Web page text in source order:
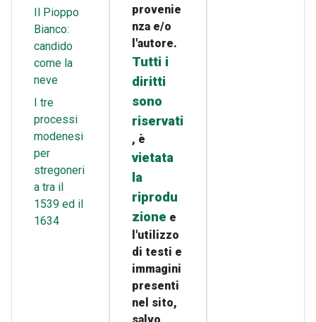
Il Pioppo
Bianco:
candido
come la
neve
I tre
processi
modenesi
per
stregoneri
a tra il
1539 ed il
1634
provenie
nza e/o
l'autore.
Tutti i
diritti
sono
riservati
, è
vietata
la
riprodu
zione e
l'utilizzo
di testi e
immagini
presenti
nel sito,